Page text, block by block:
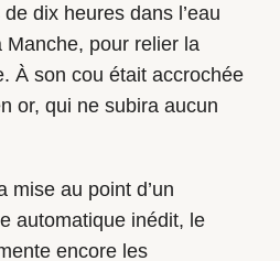
dix heures dans l’eau
pour relier la
À son cou était accrochée
or, qui ne subira aucun
mise au point d’un
automatique inédit, le
encore les